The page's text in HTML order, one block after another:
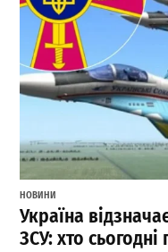
НОВИНИ
Україна
ЗСУ: хто